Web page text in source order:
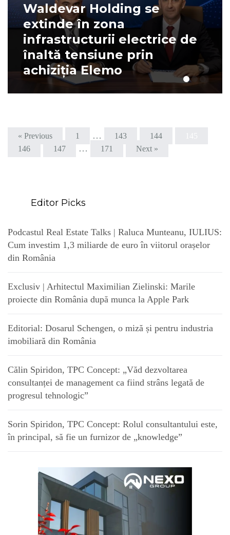
Waldevar Holding se
extinde în zona
infrastructurii electrice de
înaltă tensiune prin
achiziția Elemo
« Previous 1 … 143 144
146
147 … 171 Next »
Editor Picks
Podcastul Real Estate Talks | Raluca Munteanu, IULIUS:
Cum investim 1,3 miliarde de euro în viitorul orașelor
din România
Exclusiv | Arhitectul Maximilian Zielinski: Marile
proiecte din România după munca la Apple Park
Editorial: Dosarul Schengen, o miză și pentru industria
imobiliară din România
Călin Spiridon, TPC Concept: „Văd dezvoltarea
consultanței de management ca fiind strâns legată de
progresul tehnologic”
Sorin Spiridon, TPC Concept: Rolul consultantului este,
în principal, să fie un furnizor de „knowledge”